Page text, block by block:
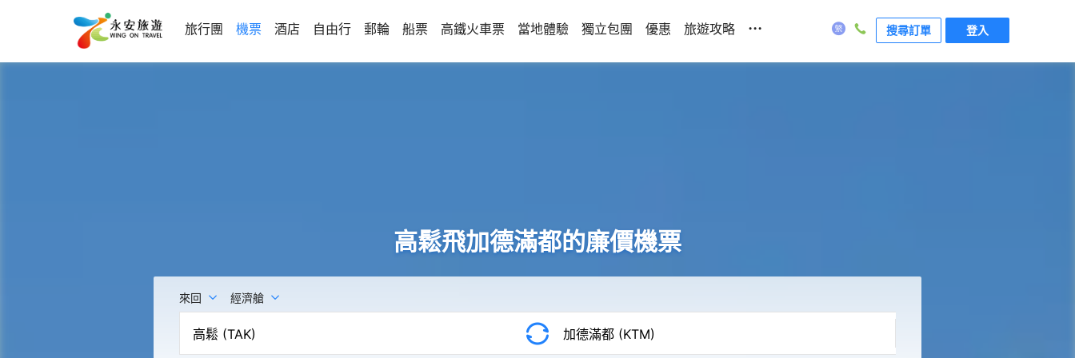
旅行團 機票 酒店 自由行 郵輪 船票 高鐵火車票 當地體驗 獨立包團 優惠 旅遊攻略 ... 搜尋訂單 登入
高鬆飛加德滿都的廉價機票
來回 經濟艙